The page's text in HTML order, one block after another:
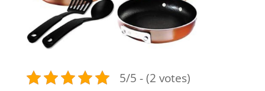
5/5 - (2 votes)